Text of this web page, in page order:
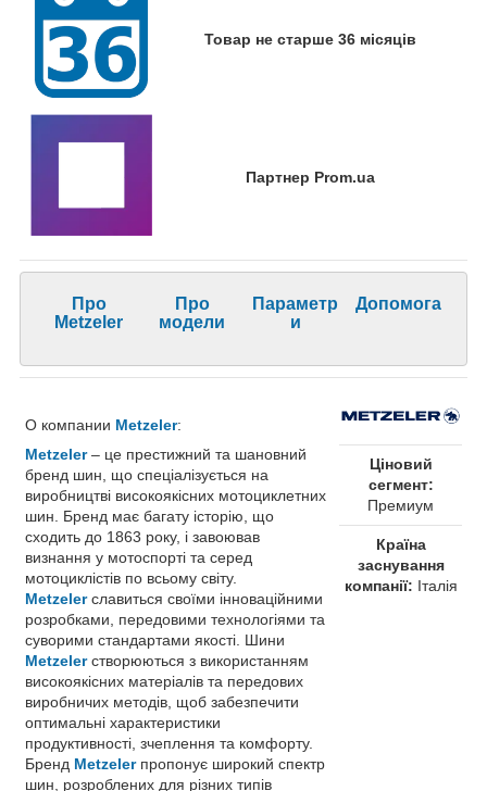
Товар не старше 36 місяців
Партнер Prom.ua
Про
Metzeler
Про
модели
Параметр
и
Допомога
О компании Metzeler:
Metzeler– це престижний та шановний
бренд шин, що спеціалізується на
виробництві високоякісних мотоциклетних
шин. Бренд має багату історію, що
сходить до 1863 року, і завоював
визнання у мотоспорті та серед
мотоциклістів по всьому світу.
Metzelerславиться своїми інноваційними
розробками, передовими технологіями та
суворими стандартами якості. Шини
Metzelerстворюються з використанням
високоякісних матеріалів та передових
виробничих методів, щоб забезпечити
оптимальні характеристики
продуктивності, зчеплення та комфорту.
Бренд Metzelerпропонує широкий спектр
шин, розроблених для різних типів
Ціновий
сегмент:
Премиум
Країна
заснування
компанії: Італія